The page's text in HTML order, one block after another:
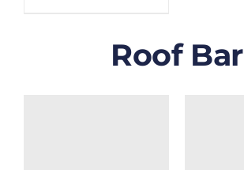
Roof Bar